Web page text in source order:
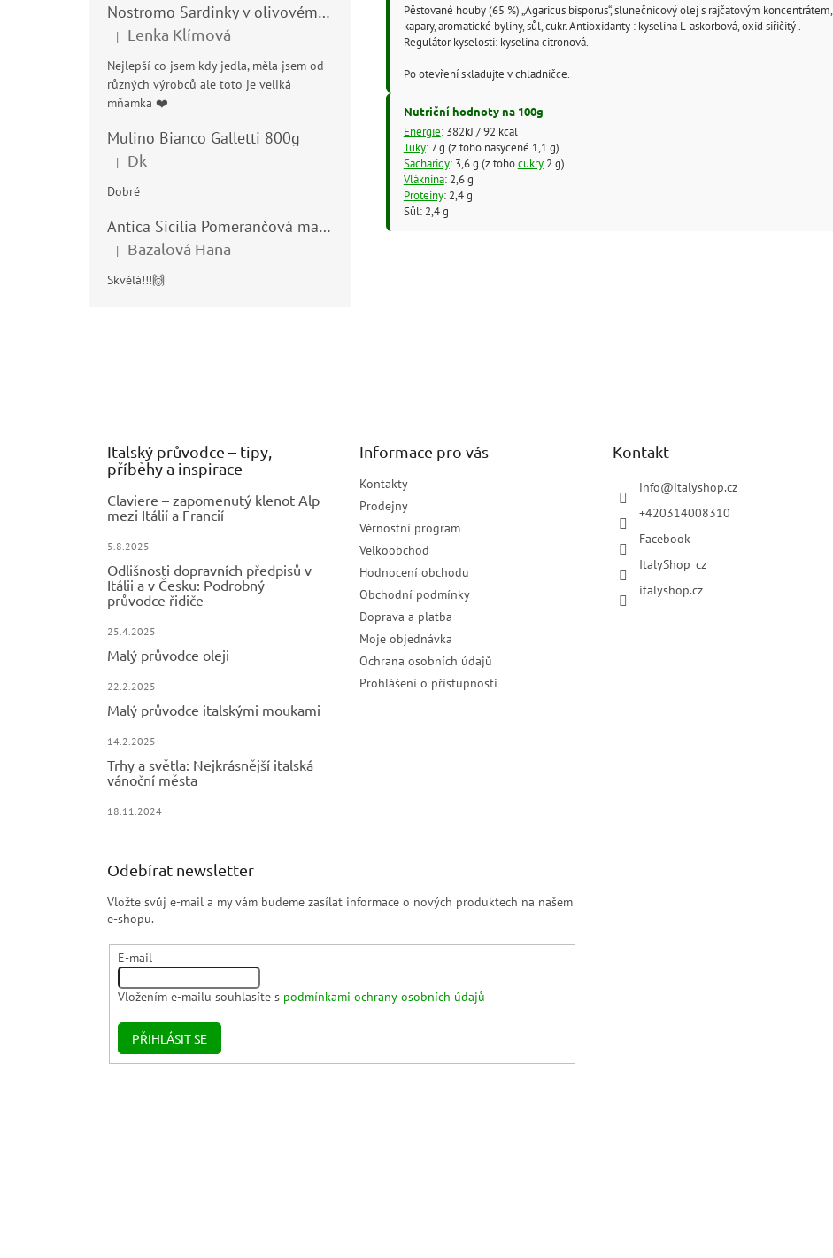
Nostromo Sardinky v olivovém oleji (Sardine all’Olio di Oliva) 120g
Hodnocení produktu je 5 z 5 hvězdiček.
| Lenka Klímová
Nejlepší co jsem kdy jedla, měla jsem od
různých výrobců ale toto je veliká
mňamka ❤️
Mulino Bianco Galletti 800g
Hodnocení produktu je 5 z 5 hvězdiček.
| Dk
Dobré
Antica Sicilia Pomerančová marmeláda (Arance di Sicilia) 210g
Hodnocení produktu je 5 z 5 hvězdiček.
| Bazalová Hana
Skvělá!!!🙌
Pěstované houby (65 %) „Agaricus bisporus“, slunečnicový olej s rajčatovým koncentrátem,
kapary, aromatické byliny, sůl, cukr. Antioxidanty : kyselina L-askorbová, oxid siřičitý .
Regulátor kyselosti: kyselina citronová.
Po otevření skladujte v chladničce.
Nutriční hodnoty na 100g
Energie: 382kJ / 92 kcal
Tuky: 7 g (z toho nasycené 1,1 g)
Sacharidy: 3,6 g (z tohocukry2 g)
Vláknina: 2,6 g
Proteiny: 2,4 g
Sůl: 2,4 g
Italský průvodce – tipy,
příběhy a inspirace
Claviere – zapomenutý klenot Alp
mezi Itálií a Francií
5.8.2025
Odlišnosti dopravních předpisů v
Itálii a v Česku: Podrobný
průvodce řidiče
25.4.2025
Malý průvodce oleji
22.2.2025
Malý průvodce italskými moukami
14.2.2025
Trhy a světla: Nejkrásnější italská
vánoční města
18.11.2024
Informace pro vás
Kontakty
Prodejny
Věrnostní program
Velkoobchod
Hodnocení obchodu
Obchodní podmínky
Doprava a platba
Moje objednávka
Ochrana osobních údajů
Prohlášení o přístupnosti
Kontakt
info@italyshop.cz
+420314008310
Facebook
ItalyShop_cz
italyshop.cz
Odebírat newsletter
Vložte svůj e-mail a my vám budeme zasílat informace o nových produktech na našem
e-shopu.
E-mail
Vložením e-mailu souhlasíte s podmínkami ochrany osobních údajů
PŘIHLÁSIT SE